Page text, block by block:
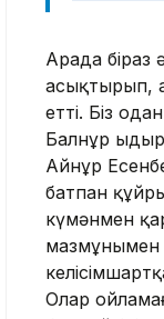
Арада біраз
асықтырып,
етті. Біз
Балнұр
Айнұр
батпан
күмәнмен
мазмұнымен
Олар